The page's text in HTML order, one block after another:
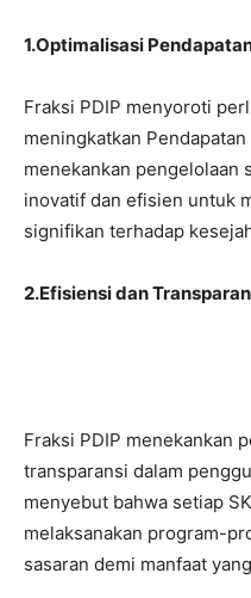
1.Optimalisasi
Fraksi PDIP menyoroti
meningkatkan
menekankan pengelolaan
inovatif dan efisien untuk
signifikan terhadap
2.Efisiensi dan
Fraksi PDIP menekankan
transparansi dalam
menyebut bahwa setiap
melaksanakan program-
sasaran demi manfaat